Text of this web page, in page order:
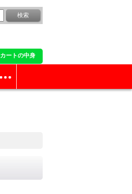
カートの中身